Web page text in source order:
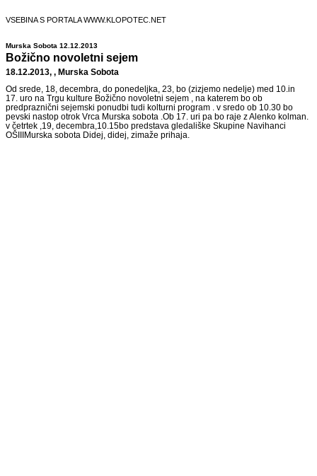
VSEBINA S PORTALA WWW.KLOPOTEC.NET
Murska Sobota 12.12.2013
Božično novoletni sejem
18.12.2013, , Murska Sobota
Od srede, 18, decembra, do ponedeljka, 23, bo (zizjemo nedelje) med 10.in
17. uro na Trgu kulture Božično novoletni sejem , na katerem bo ob
predpraznični sejemski ponudbi tudi kolturni program . v sredo ob 10.30 bo
pevski nastop otrok Vrca Murska sobota .Ob 17. uri pa bo raje z Alenko kolman.
v četrtek ,19, decembra,10.15bo predstava gledališke Skupine Navihanci
OŠIIIMurska sobota Didej, didej, zimaže prihaja.